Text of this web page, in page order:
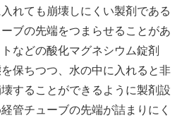
れても崩壊しにくい製剤である
ブの先端をつまらせることがあ
などの酸化マグネシウム錠剤
保ちつつ、水の中に入れると非
することができるように製剤設
管チューブの先端が詰まりにく